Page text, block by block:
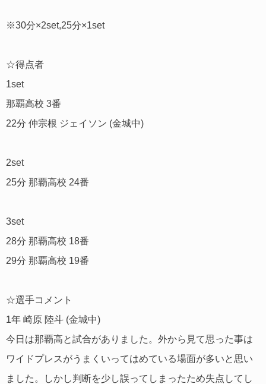
※30分×2set,25分×1set
☆得点者
1set
那覇高校 3番
22分 仲宗根 ジェイソン (金城中)
2set
25分 那覇高校 24番
3set
28分 那覇高校 18番
29分 那覇高校 19番
☆選手コメント
1年 崎原 陸斗 (金城中)
今日は那覇高と試合がありました。外から見て思った事は
ワイドプレスがうまくいってはめている場面が多いと思い
ました。しかし判断を少し誤ってしまったため失点してし